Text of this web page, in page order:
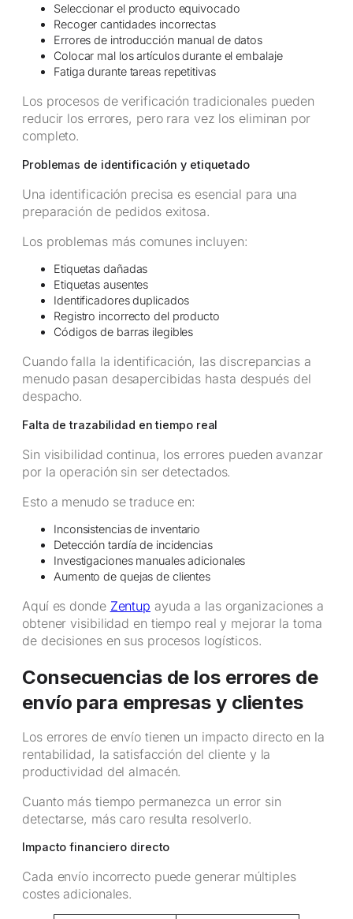
Seleccionar el producto equivocado
Recoger cantidades incorrectas
Errores de introducción manual de datos
Colocar mal los artículos durante el embalaje
Fatiga durante tareas repetitivas
Los procesos de verificación tradicionales pueden
reducir los errores, pero rara vez los eliminan por
completo.
Problemas de identificación y etiquetado
Una identificación precisa es esencial para una
preparación de pedidos exitosa.
Los problemas más comunes incluyen:
Etiquetas dañadas
Etiquetas ausentes
Identificadores duplicados
Registro incorrecto del producto
Códigos de barras ilegibles
Cuando falla la identificación, las discrepancias a
menudo pasan desapercibidas hasta después del
despacho.
Falta de trazabilidad en tiempo real
Sin visibilidad continua, los errores pueden avanzar
por la operación sin ser detectados.
Esto a menudo se traduce en:
Inconsistencias de inventario
Detección tardía de incidencias
Investigaciones manuales adicionales
Aumento de quejas de clientes
Aquí es donde Zentup ayuda a las organizaciones a
obtener visibilidad en tiempo real y mejorar la toma
de decisiones en sus procesos logísticos.
Consecuencias de los errores de
envío para empresas y clientes
Los errores de envío tienen un impacto directo en la
rentabilidad, la satisfacción del cliente y la
productividad del almacén.
Cuanto más tiempo permanezca un error sin
detectarse, más caro resulta resolverlo.
Impacto financiero directo
Cada envío incorrecto puede generar múltiples
costes adicionales.